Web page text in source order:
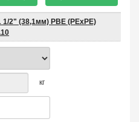
1/2" (38,1мм) PBE (PEхPE)
кг